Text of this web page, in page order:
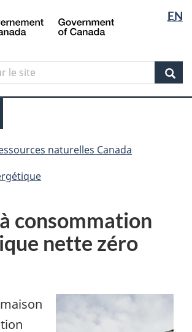
Aller
au
principal
Skip
to
government"
Passer
à
version
simplifiée
langue
EN
Canada
naturelles Canada
consommation
nette zéro